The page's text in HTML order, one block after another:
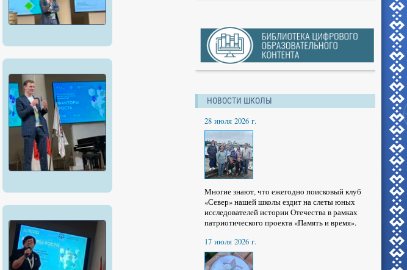
НОВОСТИ ШКОЛЫ
28 июля 2026 г.
Многие знают, что ежегодно поисковый клуб
«Север» нашей школы ездит на слеты юных
исследователей истории Отечества в рамках
патриотического проекта «Память и время».
17 июля 2026 г.